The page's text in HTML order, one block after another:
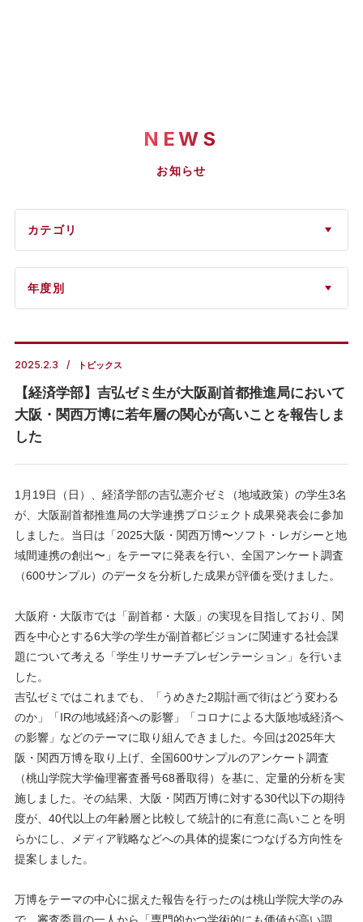
NEWS
お知らせ
2025.2.3 トピックス
【経済学部】吉弘ゼミ生が大阪副首都推進局において
大阪・関西万博に若年層の関心が高いことを報告しま
した
1月19日（日）、経済学部の吉弘憲介ゼミ（地域政策）の学生3名
が、大阪副首都推進局の大学連携プロジェクト成果発表会に参加
しました。当日は「2025大阪・関西万博〜ソフト・レガシーと地
域間連携の創出〜」をテーマに発表を行い、全国アンケート調査
（600サンプル）のデータを分析した成果が評価を受けました。
大阪府・大阪市では「副首都・大阪」の実現を目指しており、関
西を中心とする6大学の学生が副首都ビジョンに関連する社会課
題について考える「学生リサーチプレゼンテーション」を行いま
した。
吉弘ゼミではこれまでも、「うめきた2期計画で街はどう変わる
のか」「IRの地域経済への影響」「コロナによる大阪地域経済へ
の影響」などのテーマに取り組んできました。今回は2025年大
阪・関西万博を取り上げ、全国600サンプルのアンケート調査
（桃山学院大学倫理審査番号68番取得）を基に、定量的分析を実
施しました。その結果、大阪・関西万博に対する30代以下の期待
度が、40代以上の年齢層と比較して統計的に有意に高いことを明
らかにし、メディア戦略などへの具体的提案につなげる方向性を
提案しました。
万博をテーマの中心に据えた報告を行ったのは桃山学院大学のみ
カテゴリ
年度別